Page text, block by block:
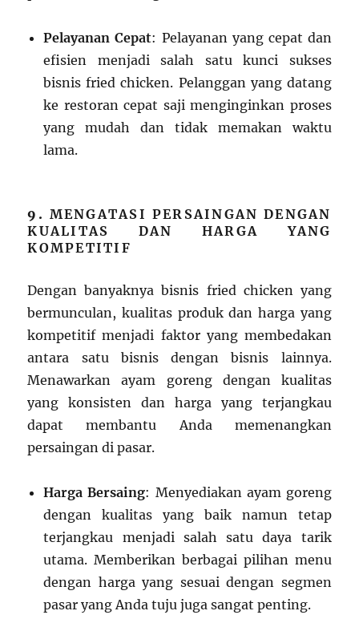
Pelayanan Cepat: Pelayanan yang cepat dan
efisien menjadi salah satu kunci sukses
bisnis fried chicken. Pelanggan yang datang
ke restoran cepat saji menginginkan proses
yang mudah dan tidak memakan waktu
lama.
9. MENGATASI PERSAINGAN DENGAN
KUALITAS DAN HARGA YANG
KOMPETITIF
Dengan banyaknya bisnis fried chicken yang
bermunculan, kualitas produk dan harga yang
kompetitif menjadi faktor yang membedakan
antara satu bisnis dengan bisnis lainnya.
Menawarkan ayam goreng dengan kualitas
yang konsisten dan harga yang terjangkau
dapat membantu Anda memenangkan
persaingan di pasar.
Harga Bersaing: Menyediakan ayam goreng
dengan kualitas yang baik namun tetap
terjangkau menjadi salah satu daya tarik
utama. Memberikan berbagai pilihan menu
dengan harga yang sesuai dengan segmen
pasar yang Anda tuju juga sangat penting.